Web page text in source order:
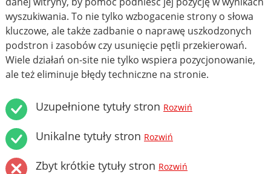
wyszukiwania. To nie tylko wzbogacenie strony o słowa
kluczowe, ale także zadbanie o naprawę uszkodzonych
podstron i zasobów czy usunięcie pętli przekierowań.
Wiele działań on-site nie tylko wspiera pozycjonowanie,
ale też eliminuje błędy techniczne na stronie.
Uzupełnione tytuły stron Rozwiń
Unikalne tytuły stron Rozwiń
Zbyt krótkie tytuły stron Rozwiń